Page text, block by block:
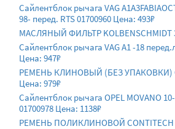
Сайлентблок рычага VAG
98- перед. RTS 01700960 Цена: 493₽
МАСЛЯНЫЙ ФИЛЬТР KOLBENSCHMIDT
Сайлентблок рычага VAG A1 -18
Цена: 947₽
РЕМЕНЬ КЛИНОВЫЙ (БЕЗ УПАКОВКИ)
Цена: 979₽
Сайлентблок рычага OPEL MOVANO
01700978 Цена: 1138₽
РЕМЕНЬ ПОЛИКЛИНОВОЙ CONTITECH